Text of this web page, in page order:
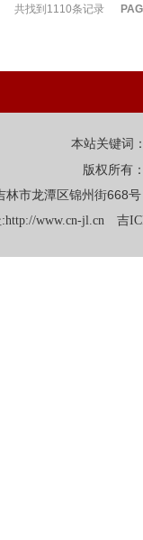
共找到1110条记录
本站关键词
版权所有
林市龙潭区锦州街
http://www.cn-jl.cn 吉